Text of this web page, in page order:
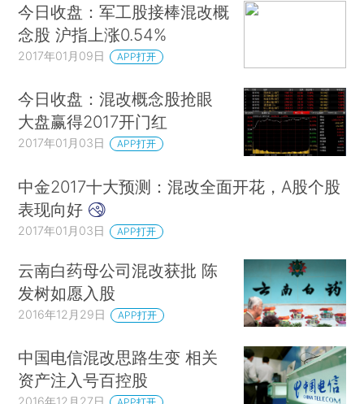
今日收盘：军工股接棒混改概
念股 沪指上涨0.54%
2017年01月09日 APP打开
今日收盘：混改概念股抢眼
大盘赢得2017开门红
2017年01月03日 APP打开
中金2017十大预测：混改全面开花，A股个股
表现向好
2017年01月03日 APP打开
云南白药母公司混改获批 陈
发树如愿入股
2016年12月29日 APP打开
中国电信混改思路生变 相关
资产注入号百控股
2016年12月27日